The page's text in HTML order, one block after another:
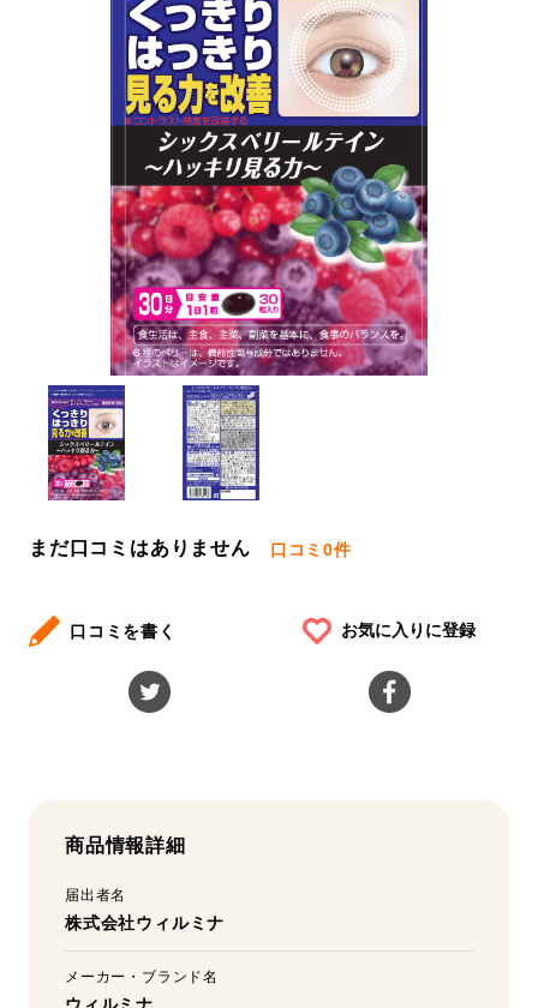
まだ口コミはありません 口コミ0件
口コミを書く お気に入りに登録
商品情報詳細
届出者名
株式会社ウィルミナ
メーカー・ブランド名